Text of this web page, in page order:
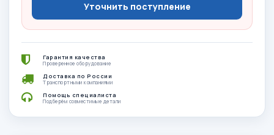
Уточнить поступление
Гарантия качества
Проверенное оборудование
Доставка по России
Транспортными компаниями
Помощь специалиста
Подберём совместимые детали